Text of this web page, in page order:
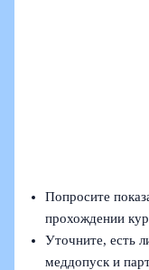
Попросите
прохождении
Уточните, есть
меддопуск и